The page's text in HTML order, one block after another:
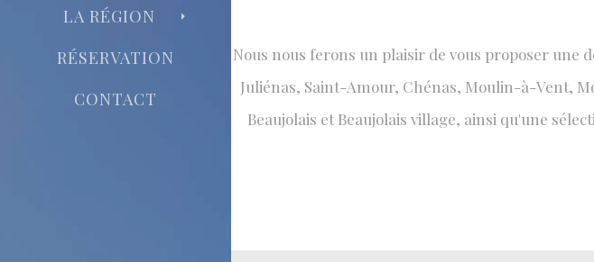
LA RÉGION
RÉSERVATION
CONTACT
​Nous nous ferons un plaisir de vous proposer une
Juliénas, Saint-Amour, Chénas, Moulin-à-Vent,
Beaujolais et Beaujolais village, ainsi qu'une